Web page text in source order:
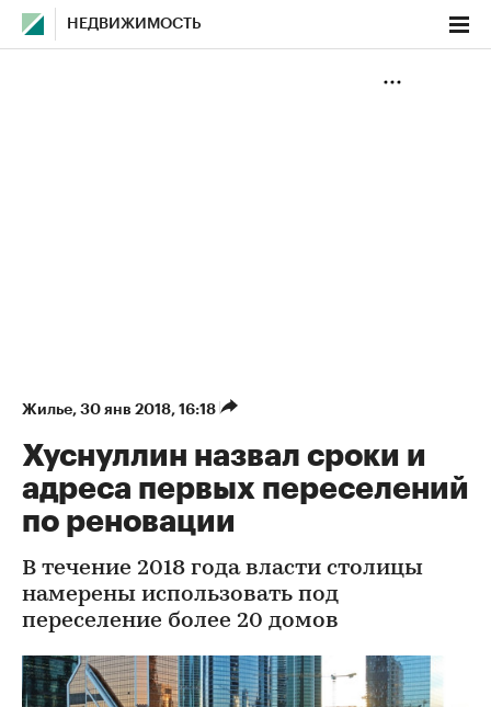
НЕДВИЖИМОСТЬ
Жилье⁠, 30 янв 2018, 16:18
Хуснуллин назвал сроки и
адреса первых переселений
по реновации
В течение 2018 года власти столицы
намерены использовать под
переселение более 20 домов